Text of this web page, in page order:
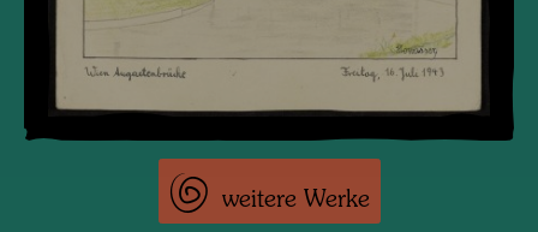
weitere Werke